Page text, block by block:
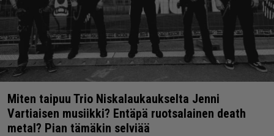
Miten taipuu Trio Niskalaukaukselta Jenni
Vartiaisen musiikki? Entäpä ruotsalainen death
metal? Pian tämäkin selviää